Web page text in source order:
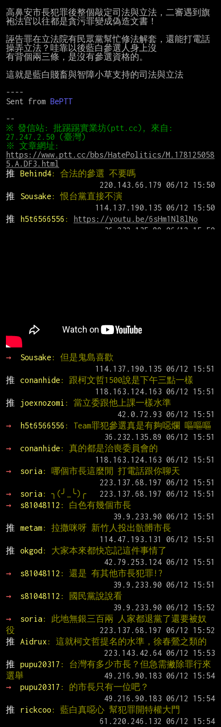
高鼻安市長犯罪後整個敲定司法與立法，二審遇到旗
袍法官以往都是貪污罪變成偽造文書！
誣告罪在立法院有民眾黨幫忙修法解套，還能打電話
操弄立法？哇靠以後藍白參選人身上沒
有背個兩三條，是沒有參選資格的。
這就是藍白賤畜與智障小草支持的司法與立法
----
Sent from BePTT
※ 發信站: 批踢踢實業坊(ptt.cc), 來自:
https://www.ptt.cc/bbs/HatePolitics/M.178125058
5.A.DF3.html
推
Behind4: 合法的參選 不要嗎
推
Sousake : 恨台黨直接不演
推
h5t6566556 :
https://youtu.be/6sHm1Nl8lNo
→ Sousake : 但是鬼島喜歡
推
conanhide : 跟柯文哲1500說是下午三點一樣
推
joexnozomi : 當立委跟他上課一樣水準
→
h5t6566556 : Team罪犯參選真是有夠噁爛 嘔嘔嘔
→
conanhide : 真的都是治喪委員會的
→
soria: 哪個市長這麼閒 打電話跟你聊天
→
soria: ╮(╯_╰)╭
→
s81048112 : 白色有幾個市長
推
metam: 拉撒咪呀 新竹人投出骯髒市長
推
okgod : 大家本來都快忘記這件事情了
→
s81048112 : 還是 有其他市長犯罪!?
→
s81048112 : 國民黨說說看
→
soria: 此地無銀三百兩 人家都退黨了還要被奴
役
推
Aidrux : 這就柯文哲提名的水準，徐春鶯之類的
推
pupu20317 : 台灣有多少市長？但急需撇除罪行來
選舉
→
pupu20317 : 的市長只有一位吧？
推
rickcoo : 藍白真噁心 幫犯罪開特權大門